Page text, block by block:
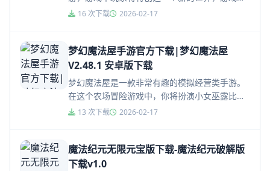
玩家可以通过招募的方式来召唤游戏中的勇士为
16 次下载 2026-02-17
梦幻魔法屋手游官方下载|梦幻魔法屋
V2.48.1 安卓版下载
梦幻魔法屋是一款非常有趣的模拟经营类手游。
在这个农场冒险游戏中，你将扮演小女巫露比，
通过魔法的力量，来实现你的创意，打造一个美
13 次下载 2026-02-17
魔法纪元无限元宝版下载-魔法纪元破解版
下载v1.0